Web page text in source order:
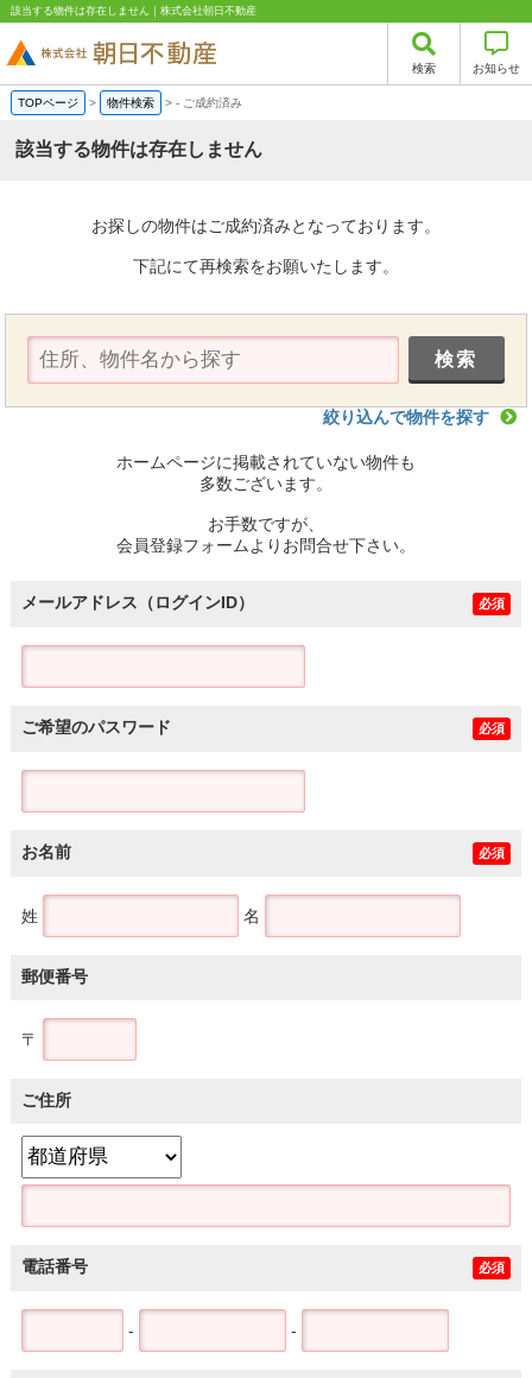
該当する物件は存在しません｜株式会社朝日不動産
検索 お知らせ
TOPページ > 物件検索 >- ご成約済み
該当する物件は存在しません
お探しの物件はご成約済みとなっております。
下記にて再検索をお願いたします。
絞り込んで物件を探す
ホームページに掲載されていない物件も
多数ございます。
お手数ですが、
会員登録フォームよりお問合せ下さい。
メールアドレス（ログインID） 必須
ご希望のパスワード 必須
お名前 必須
姓 名
郵便番号
〒
ご住所
電話番号 必須
- -